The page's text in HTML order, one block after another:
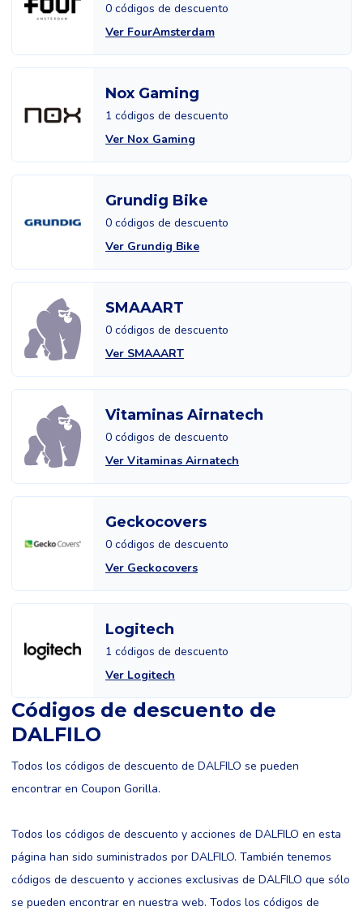
0 códigos de descuento
Ver FourAmsterdam
Nox Gaming
1 códigos de descuento
Ver Nox Gaming
Grundig Bike
0 códigos de descuento
Ver Grundig Bike
SMAAART
0 códigos de descuento
Ver SMAAART
Vitaminas Airnatech
0 códigos de descuento
Ver Vitaminas Airnatech
Geckocovers
0 códigos de descuento
Ver Geckocovers
Logitech
1 códigos de descuento
Ver Logitech
Códigos de descuento de
DALFILO
Todos los códigos de descuento de DALFILO se pueden
encontrar en Coupon Gorilla.
Todos los códigos de descuento y acciones de DALFILO en esta
página han sido suministrados por DALFILO. También tenemos
códigos de descuento y acciones exclusivas de DALFILO que sólo
se pueden encontrar en nuestra web. Todos los códigos de